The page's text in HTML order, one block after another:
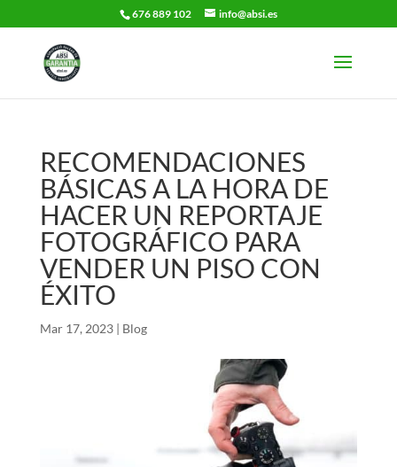
676 889 102 info@absi.es
RECOMENDACIONES
BÁSICAS A LA HORA DE
HACER UN REPORTAJE
FOTOGRÁFICO PARA
VENDER UN PISO CON
ÉXITO
Mar 17, 2023| Blog